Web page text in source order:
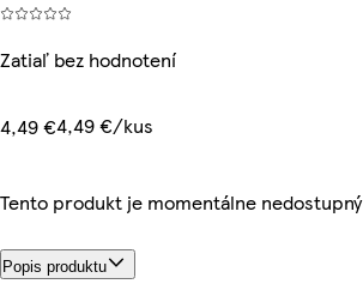
Zatiaľ bez hodnotení
4,49 €4,49 €/kus
Tento produkt je momentálne nedostupný
Popis produktu